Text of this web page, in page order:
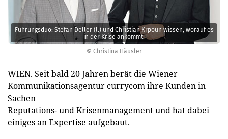
© Christina Häusler
Führungsduo: Stefan Deller (l.) und Christian Krpoun wissen, worauf es
in der Krise ankommt.
WIEN. Seit bald 20 Jahren berät die Wiener
Kommunikationsagentur currycom ihre Kunden in
Sachen
Reputations- und Krisenmanagement und hat dabei
einiges an Expertise aufgebaut.